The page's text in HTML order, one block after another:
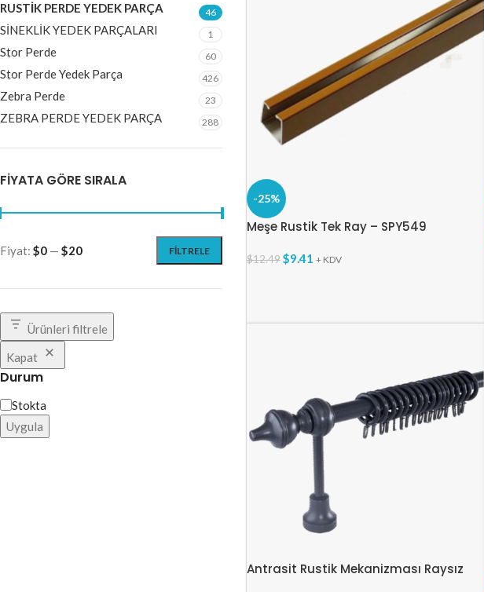
RUSTİK PERDE YEDEK PARÇA 46
SİNEKLİK YEDEK PARÇALARI 1
Stor Perde 60
Stor Perde Yedek Parça 426
Zebra Perde 23
ZEBRA PERDE YEDEK PARÇA 288
FIYATA GÖRE SIRALA
FILTRELE
Fiyat: $0 — $20
Ürünleri filtrele
Kapat
Durum
Stokta
Uygula
-25%
Meşe Rustik Tek Ray – SPY549
$12.49$9.41 + KDV
Antrasit Rustik Mekanizması Raysız